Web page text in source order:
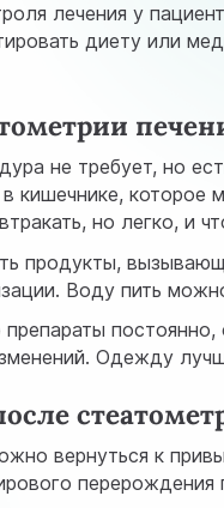
лечения у
диету или
не требует, но
кишечнике,
но легко, и
продукты,
Воду пить
препараты
Одежду
вернуться к
перерождения